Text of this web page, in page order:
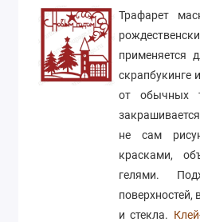
Трафарет
применяется
скрапбукинге
от обычных
не сам
красками,
гелями.
поверхностей,
и стекла.